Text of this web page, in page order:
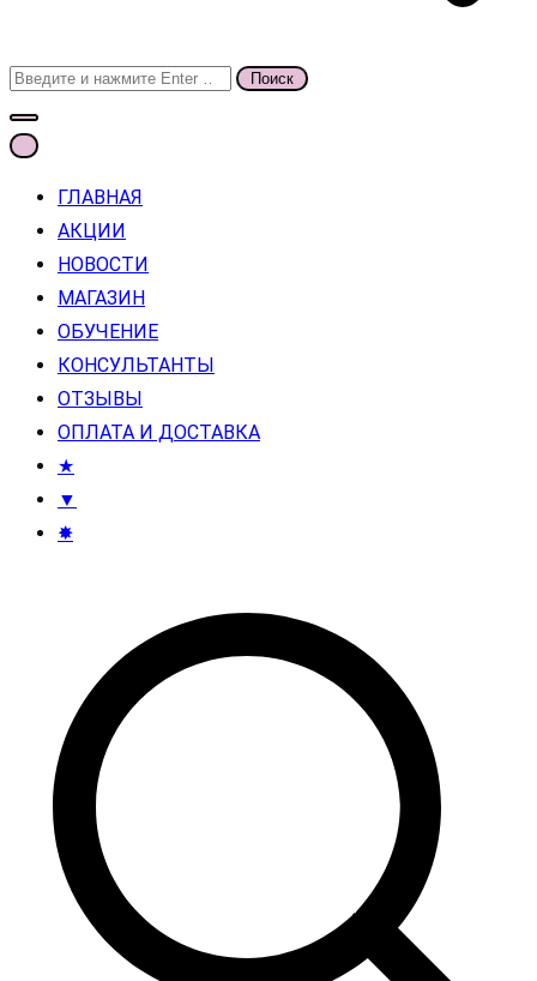
Поиск
для:
ГЛАВНАЯ
АКЦИИ
НОВОСТИ
МАГАЗИН
ОБУЧЕНИЕ
КОНСУЛЬТАНТЫ
ОТЗЫВЫ
ОПЛАТА И ДОСТАВКА
★
▼
✸